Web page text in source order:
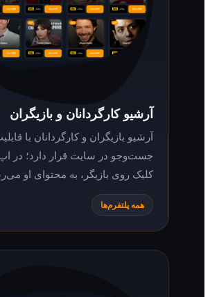
آرشیو کارگردانان و بازیگران
آرشیو بازیگران و کارگردانان با قابلیت
جست‌وجو در سایت قرار دارد؛ در اپ نیز با
کلیک روی بازیگر، به محتوای او می‌رسید.
همه پلتفرم‌ها